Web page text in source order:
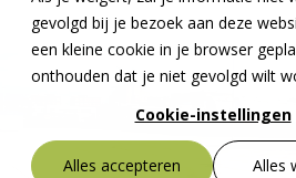
gevolgd bij je bezoek aan deze
een kleine cookie in je browser
onthouden dat je niet gevolgd wilt
Cookie-instellingen
Alles accepteren Alles
Bestekservice
Divicon®
Over ons
Over De Meteoor Beton B.V.
Over Stelcon®
Over Railcon®
Contact
Contact Stelcon®
Contact Railcon®